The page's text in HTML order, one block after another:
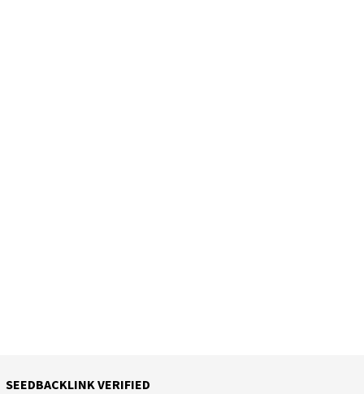
SEEDBACKLINK VERIFIED